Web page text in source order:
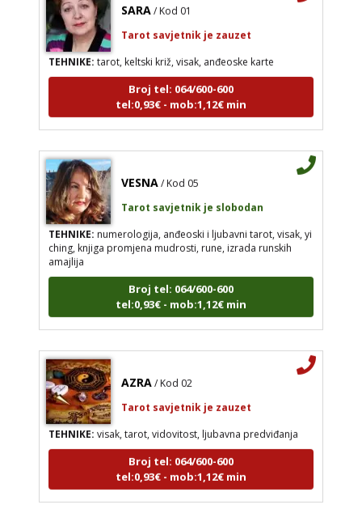
TEHNIKE:tarot, keltski križ, visak, anđeoske karte
Broj tel: 064/600-600
tel:0,93€ - mob:1,12€ min
TEHNIKE:numerologija, anđeoski i ljubavni tarot, visak, yi
ching, knjiga promjena mudrosti, rune, izrada runskih
amajlija
Broj tel: 064/600-600
tel:0,93€ - mob:1,12€ min
TEHNIKE:visak, tarot, vidovitost, ljubavna predviđanja
Broj tel: 064/600-600
tel:0,93€ - mob:1,12€ min